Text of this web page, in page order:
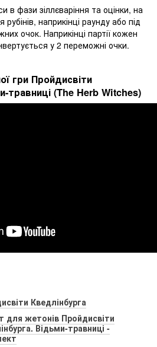
в фази зіллєваріння та оцінки, на
наприкінці раунду або під
очок. Наприкінці партії кожен
у 2 переможні очки.
гри Пройдисвіти
травниці (The Herb Witches)
Кведлінбурга
для жетонів Пройдисвіти
Відьми-травниці -